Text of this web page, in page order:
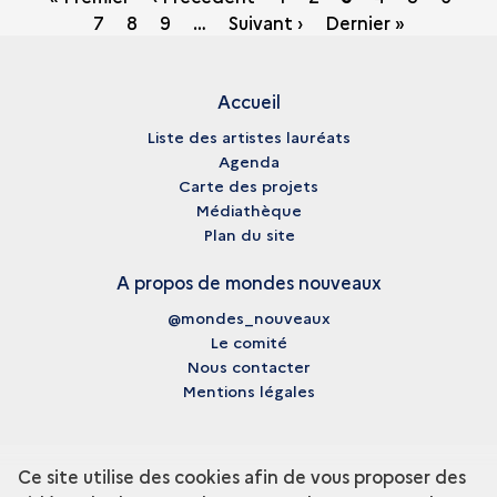
courante
Page
7 Page
8 Page
9 … Suivant › Dernier »
Accueil
Liste des artistes lauréats
Agenda
Carte des projets
Médiathèque
Plan du site
A propos de mondes nouveaux
@mondes_nouveaux
Le comité
Nous contacter
Mentions légales
Ce site utilise des cookies afin de vous proposer des